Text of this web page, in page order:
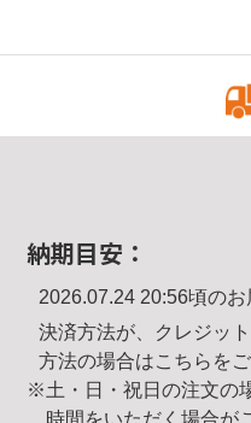
納期目安：
2026.07.24 20:56頃のお
決済方法が、クレジッ
方法の場合はこちら を
※土・日・祝日の注文の
時間をいただく場合が